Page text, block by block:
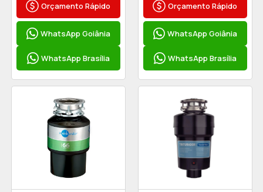
Orçamento Rápido
WhatsApp Goiânia
WhatsApp Brasília
Orçamento Rápido
WhatsApp Goiânia
WhatsApp Brasília